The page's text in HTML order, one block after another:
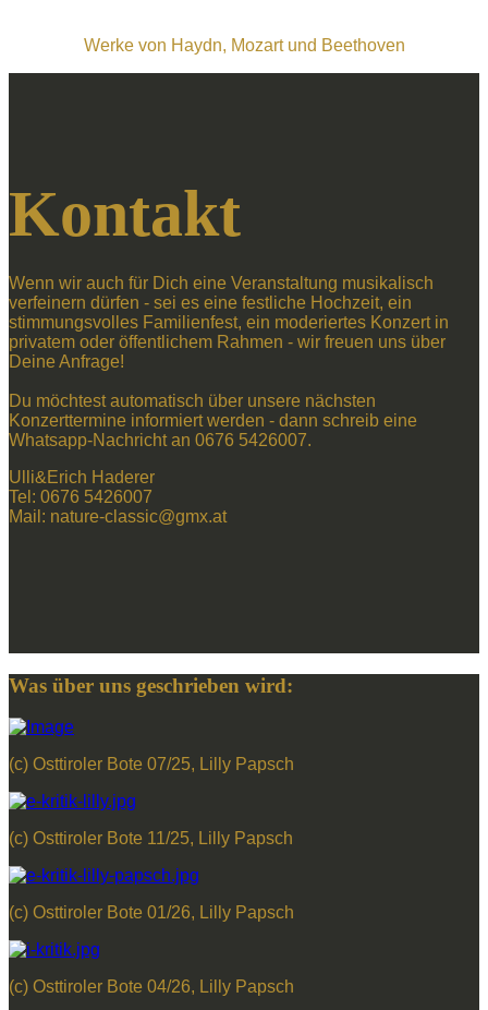
Werke von Haydn, Mozart und Beethoven
Kontakt
Wenn wir auch für Dich eine Veranstaltung musikalisch
verfeinern dürfen - sei es eine festliche Hochzeit, ein
stimmungsvolles Familienfest, ein moderiertes Konzert in
privatem oder öffentlichem Rahmen - wir freuen uns über
Deine Anfrage!
Du möchtest automatisch über unsere nächsten
Konzerttermine informiert werden - dann schreib eine
Whatsapp-Nachricht an 0676 5426007.
Ulli&Erich Haderer
Tel: 0676 5426007
Mail: nature-classic@gmx.at
Was über uns geschrieben wird:
(c) Osttiroler Bote 07/25, Lilly Papsch
(c) Osttiroler Bote 11/25, Lilly Papsch
(c) Osttiroler Bote 01/26, Lilly Papsch
(c) Osttiroler Bote 04/26, Lilly Papsch